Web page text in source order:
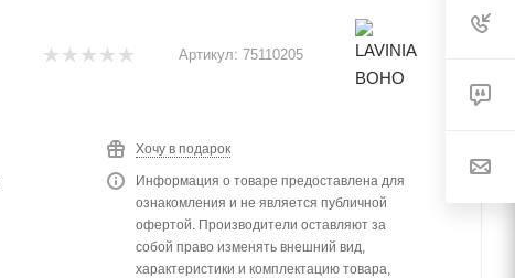
Артикул: 75110205
Хочу в подарок
Информация о товаре предоставлена для
ознакомления и не является публичной
офертой. Производители оставляют за
собой право изменять внешний вид,
характеристики и комплектацию товара,